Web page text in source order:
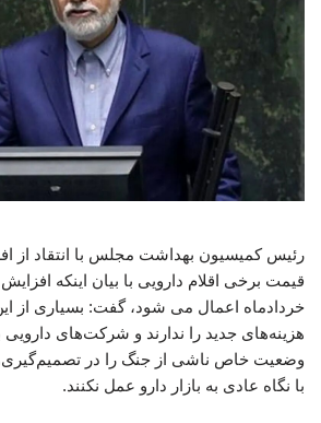
رئیس کمیسیون بهداشت مجلس با انتقاد از
قیمت برخی اقلام دارویی با بیان اینکه
خردادماه اعمال می شود، گفت: بسیاری از
هزینه‌های جدید را ندارند و شرکت‌های
وضعیت خاص ناشی از جنگ را در
با نگاه عادی به بازار دارو عمل نکنند.